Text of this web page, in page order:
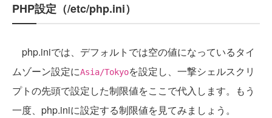
PHP設定（/etc/php.ini）
php.iniでは、デフォルトでは空の値になっているタイ
ムゾーン設定にAsia/Tokyoを設定し、一撃シェルスクリ
プトの先頭で設定した制限値をここで代入します。もう
一度、php.iniに設定する制限値を見てみましょう。